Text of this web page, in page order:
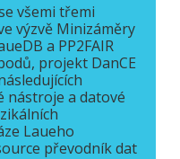
všemi třemi
výzvě Minizáměry
a PP2FAIR
projekt DanCE
nástroje a datové
Laueho
převodník dat